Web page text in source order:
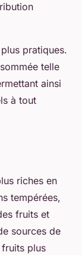
pratiques.
telle
ainsi
à tout
riches en
tempérées,
fruits et
sources de
plus